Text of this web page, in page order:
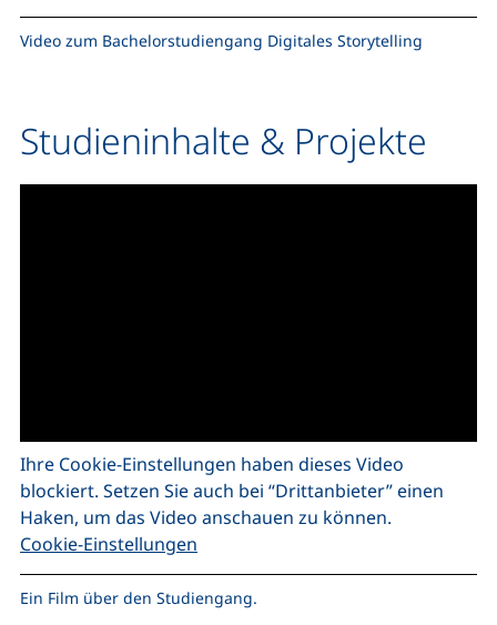
Video zum Bachelorstudiengang Digitales Storytelling
Studieninhalte & Projekte
Ihre Cookie-Einstellungen haben dieses Video
blockiert. Setzen Sie auch bei “Drittanbieter” einen
Haken, um das Video anschauen zu können.
Cookie-Einstellungen
Ein Film über den Studiengang.